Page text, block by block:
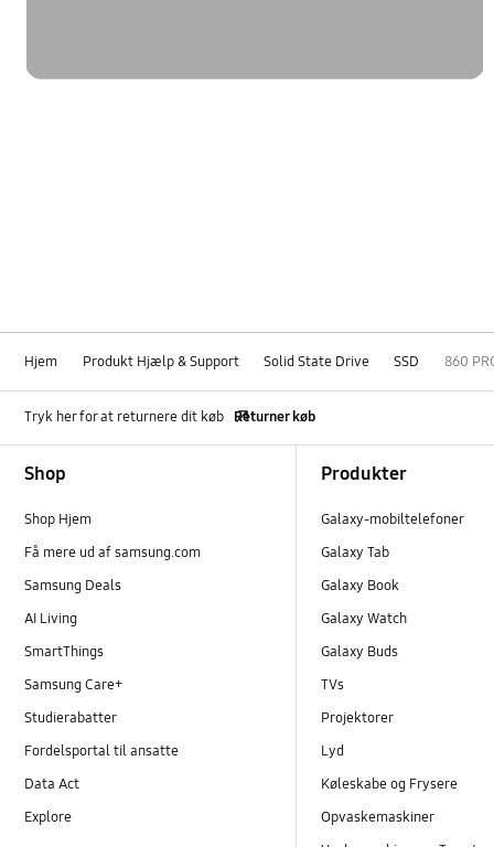
Hjem Produkt Hjælp & Support Solid State Drive SSD 860
Tryk her for at returnere dit køb Returner køb
Shop
Shop Hjem
Få mere ud af samsung.com
Samsung Deals
AI Living
SmartThings
Samsung Care+
Studierabatter
Fordelsportal til ansatte
Data Act
Explore
Produkter
Galaxy-mobiltelefoner
Galaxy Tab
Galaxy Book
Galaxy Watch
Galaxy Buds
TVs
Projektorer
Lyd
Køleskabe og Frysere
Opvaskemaskiner